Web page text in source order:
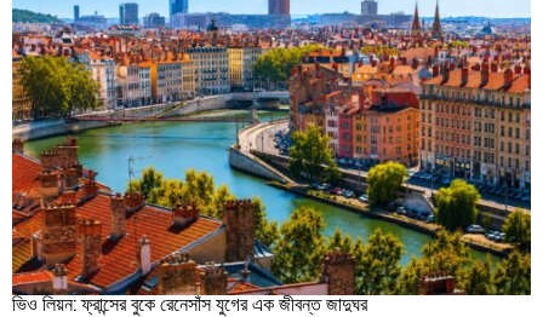
ভিও লিয়ন: ফ্রান্সের বুকে রেনেসাঁস যুগের এক জীবন্ত জাদুঘর